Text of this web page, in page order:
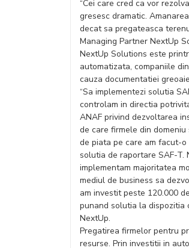
“Cei care cred ca vor
gresesc dramatic.
decat sa pregateasca
Managing Partner NextUp
NextUp Solutions este
automatizata, companiile
cauza documentatiei
“Sa implementezi solutia
controlam in directia
ANAF privind dezvoltarea
de care firmele din
de piata pe care am facut-
solutia de raportare SAF-
implementam majoritatea
mediul de business sa
am investit peste 120.000
punand solutia la dispozitia
NextUp.
Pregatirea firmelor pentru
resurse. Prin investitii in